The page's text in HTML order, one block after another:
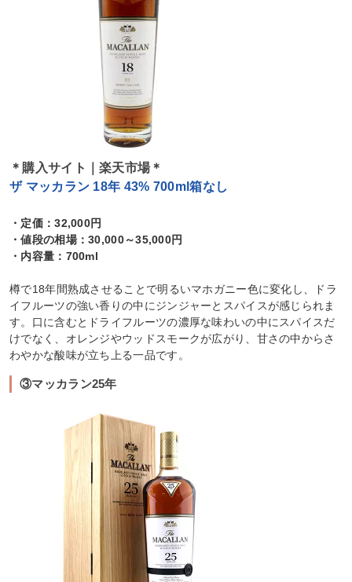
＊購入サイト｜楽天市場＊
ザ マッカラン 18年 43% 700ml箱なし
・定価：32,000円
・値段の相場：30,000～35,000円
・内容量：700ml
樽で18年間熟成させることで明るいマホガニー色に変化し、ドラ
イフルーツの強い香りの中にジンジャーとスパイスが感じられま
す。口に含むとドライフルーツの濃厚な味わいの中にスパイスだ
けでなく、オレンジやウッドスモークが広がり、甘さの中からさ
わやかな酸味が立ち上る一品です。
③マッカラン25年